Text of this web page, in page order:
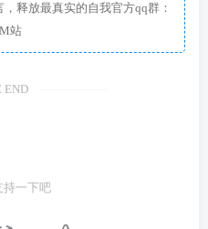
释放最真实的自我官方qq群：
M站
END
持一下吧